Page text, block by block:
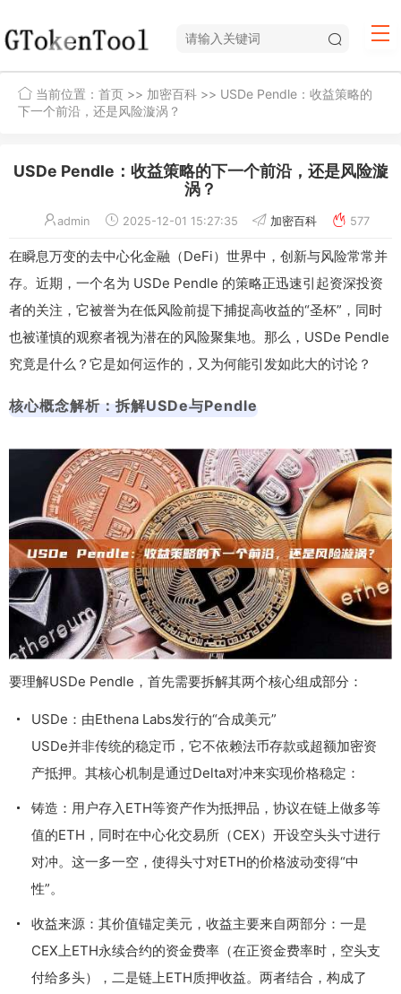
当前位置： 首页 >> 加密百科 >> USDe Pendle：收益策略的
下一个前沿，还是风险漩涡？
USDe Pendle：收益策略的下一个前沿，还是风险漩
涡？
admin 2025-12-01 15:27:35 加密百科 577
在瞬息万变的去中心化金融（DeFi）世界中，创新与风险常常并
存。近期，一个名为 USDe Pendle 的策略正迅速引起资深投资
者的关注，它被誉为在低风险前提下捕捉高收益的“圣杯”，同时
也被谨慎的观察者视为潜在的风险聚集地。那么，USDe Pendle
究竟是什么？它是如何运作的，又为何能引发如此大的讨论？
核心概念解析：拆解USDe与Pendle
要理解USDe Pendle，首先需要拆解其两个核心组成部分：
USDe：由Ethena Labs发行的“合成美元”
USDe并非传统的稳定币，它不依赖法币存款或超额加密资
产抵押。其核心机制是通过Delta对冲来实现价格稳定：
铸造：用户存入ETH等资产作为抵押品，协议在链上做多等
值的ETH，同时在中心化交易所（CEX）开设空头头寸进行
对冲。这一多一空，使得头寸对ETH的价格波动变得“中
性”。
收益来源：其价值锚定美元，收益主要来自两部分：一是
CEX上ETH永续合约的资金费率（在正资金费率时，空头支
付给多头），二是链上ETH质押收益。两者结合，构成了